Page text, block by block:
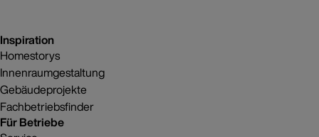
Inspiration
Homestorys
Innenraumgestaltung
Gebäudeprojekte
Fachbetriebsfinder
Für Betriebe